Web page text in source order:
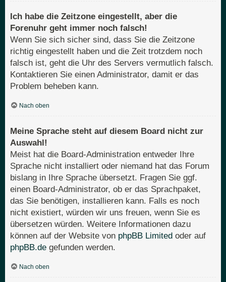
Ich habe die Zeitzone eingestellt, aber die
Forenuhr geht immer noch falsch!
Wenn Sie sich sicher sind, dass Sie die Zeitzone
richtig eingestellt haben und die Zeit trotzdem noch
falsch ist, geht die Uhr des Servers vermutlich falsch.
Kontaktieren Sie einen Administrator, damit er das
Problem beheben kann.
Nach oben
Meine Sprache steht auf diesem Board nicht zur
Auswahl!
Meist hat die Board-Administration entweder Ihre
Sprache nicht installiert oder niemand hat das Forum
bislang in Ihre Sprache übersetzt. Fragen Sie ggf.
einen Board-Administrator, ob er das Sprachpaket,
das Sie benötigen, installieren kann. Falls es noch
nicht existiert, würden wir uns freuen, wenn Sie es
übersetzen würden. Weitere Informationen dazu
können auf der Website von phpBB Limited oder auf
phpBB.de gefunden werden.
Nach oben